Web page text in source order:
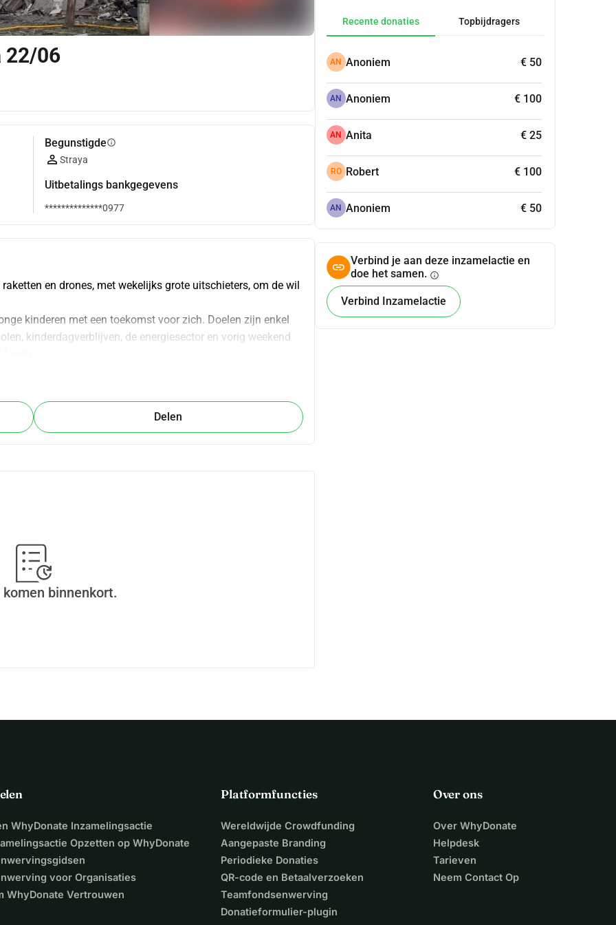
22/06
Begunstigdeinfo
Straya
Uitbetalings bankgegevens
**************0977
en drones, met wekelijks grote uitschieters, om de wil
kinderen met een toekomst voor zich. Doelen zijn enkel
kinderdagverblijven, de energiesector en vorig weekend
steun en aandacht te breken. Beide zal niet lukken. We
hulp te verlenen, spullen die het land nu nodig heeft, zoals
Delen
komen binnenkort.
Recente donaties Topbijdragers
AN Anoniem € 50
AN Anoniem € 100
AN Anita € 25
RO Robert € 100
AN Anoniem € 50
Verbind je aan deze inzamelactie en
doe het samen. info
Verbind Inzamelactie
WhyDonate Inzamelingsactie
Opzetten op WhyDonate
voor Organisaties
WhyDonate Vertrouwen
Platformfuncties
Wereldwijde Crowdfunding
Aangepaste Branding
Periodieke Donaties
QR-code en Betaalverzoeken
Teamfondsenwerving
Donatieformulier-plugin
Over ons
Over WhyDonate
Helpdesk
Tarieven
Neem Contact Op